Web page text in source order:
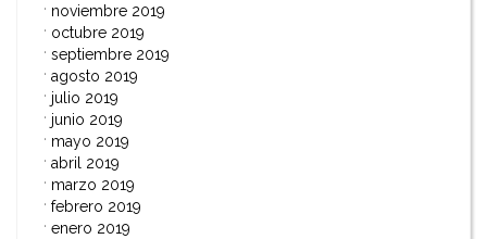
noviembre 2019
octubre 2019
septiembre 2019
agosto 2019
julio 2019
junio 2019
mayo 2019
abril 2019
marzo 2019
febrero 2019
enero 2019